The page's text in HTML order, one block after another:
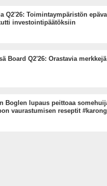
Q2'26: Toimintaympäristön
investointipäätöksiin
Board Q2'26: Orastavia
Boglen lupaus peittoaa
vaurastumisen reseptit